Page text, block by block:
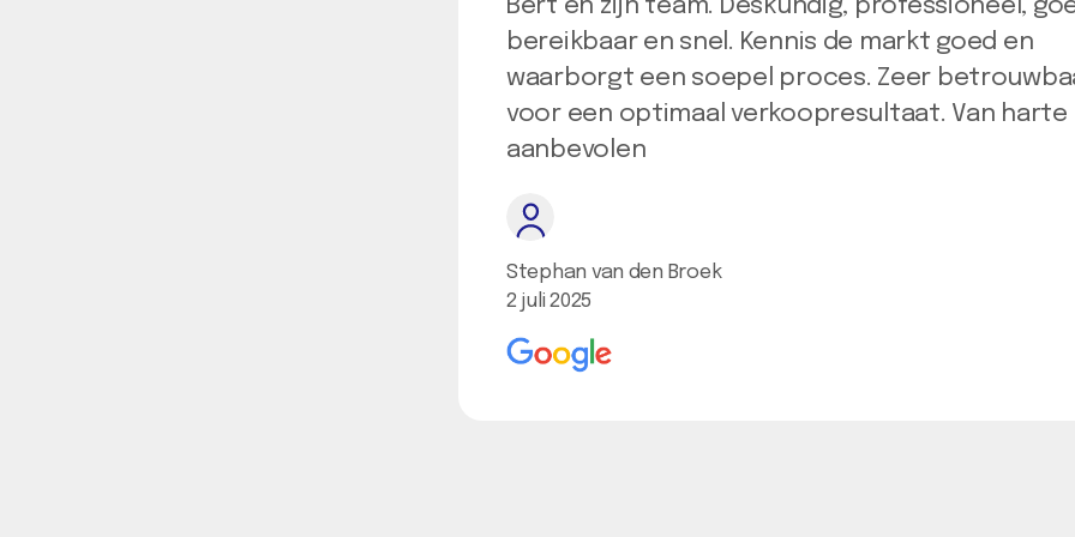
Bert en zijn team. Deskundig, professioneel,
bereikbaar en snel. Kennis de markt goed en
waarborgt een soepel proces. Zeer
voor een optimaal verkoopresultaat. Van harte
aanbevolen
Stephan van den Broek
2 juli 2025